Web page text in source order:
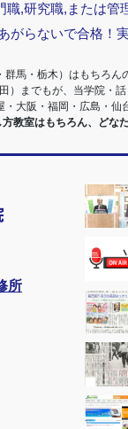
職,研究職,または管
がらないで合格！
馬・栃木）はもちろ
までもが、当学院・
大阪・福岡・広島・仙
教室はもちろん、どな
所